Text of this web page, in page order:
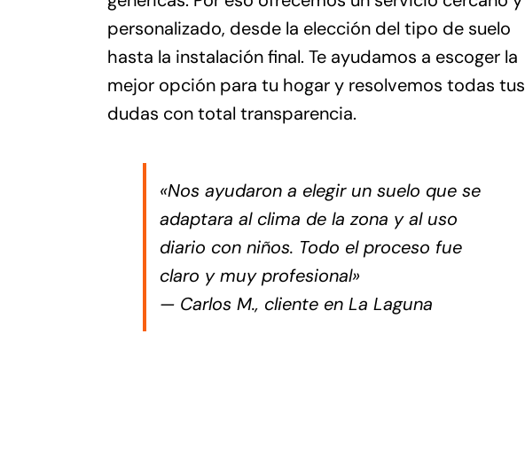
personalizado, desde la elección del tipo de suelo
hasta la instalación final. Te ayudamos a escoger la
mejor opción para tu hogar y resolvemos todas tus
dudas con total transparencia.
«Nos ayudaron a elegir un suelo que se
adaptara al clima de la zona y al uso
diario con niños. Todo el proceso fue
claro y muy profesional»
— Carlos M., cliente en La Laguna